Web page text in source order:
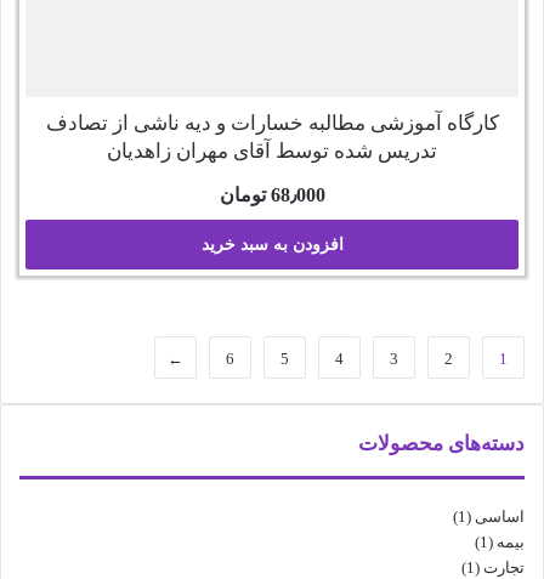
کارگاه آموزشی مطالبه خسارات و دیه ناشی از تصادف
تدریس شده توسط آقای مهران زاهدیان
68٫000 تومان
افزودن به سبد خرید
1
2
3
4
5
6
←
دسته‌های محصولات
اساسی (1)
بیمه (1)
تجارت (1)